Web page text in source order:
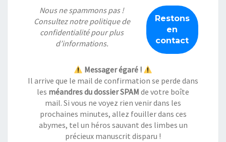
Nous ne spammons pas !
Consultez notrepolitique de
confidentialitépour plus
d’informations.
Messager égaré !
Il arrive que le mail de confirmation se perde dans
les méandres du dossier SPAM de votre boîte
mail. Si vous ne voyez rien venir dans les
prochaines minutes, allez fouiller dans ces
abymes, tel un héros sauvant des limbes un
précieux manuscrit disparu !